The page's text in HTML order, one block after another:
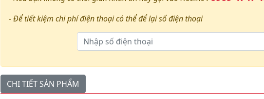
- Để tiết kiệm chi phí điện thoại có thể để lại số điện thoại
CHI TIẾT SẢN PHẨM